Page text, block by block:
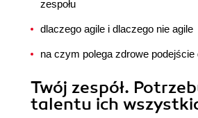
zespołu
dlaczego agile i dlaczego nie agile
na czym polega zdrowe podejście
Twój zespół.
talentu ich